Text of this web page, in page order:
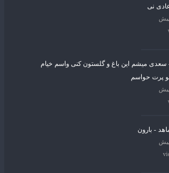
نی
- سعدی میشم این باغ و گلستون کنی واسم خیام
پرت حواسم
- بارون